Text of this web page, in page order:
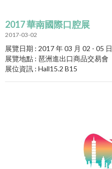
2017 華南國際口腔展
2017-03-02
展覽日期 : 2017 年 03 月 02 - 05 日
展覽地點 : 琶洲進出口商品交易會
展位資訊 : Hall15.2 B15